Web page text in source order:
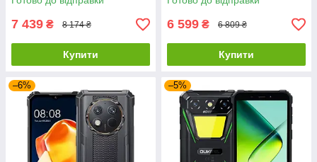
7 439 ₴ 8 174 ₴
Купити
6 599 ₴ 6 809 ₴
Купити
–6% –5%